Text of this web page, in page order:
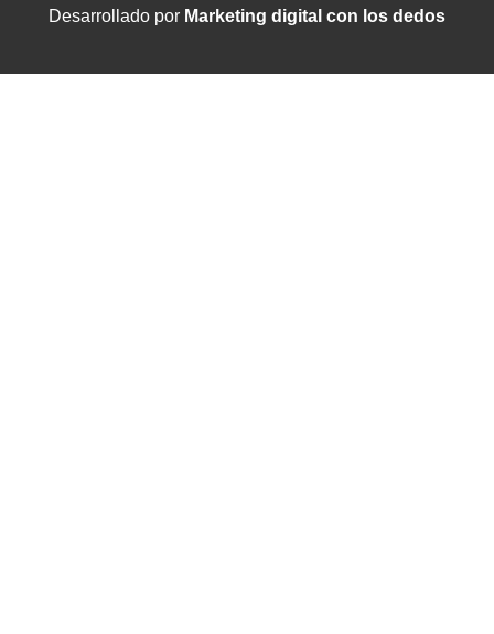
Desarrollado por Marketing digital con los dedos